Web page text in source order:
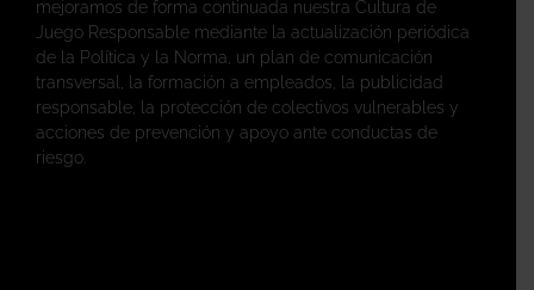
mejoramos de forma continuada nuestra Cultura de
Juego Responsable mediante la actualización periódica
de la Política y la Norma, un plan de comunicación
transversal, la formación a empleados, la publicidad
responsable, la protección de colectivos vulnerables y
acciones de prevención y apoyo ante conductas de
riesgo.